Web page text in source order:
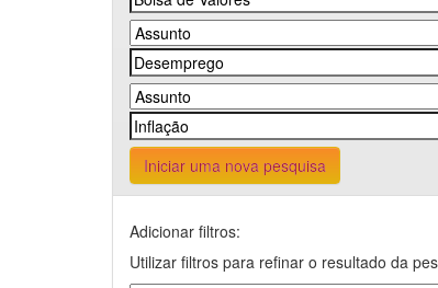
Iniciar uma nova pesquisa
Adicionar filtros:
Utilizar filtros para refinar o resultado da